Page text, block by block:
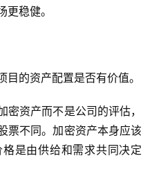
稳健。
的资产配置是否有价值。
资产而不是公司的评估，
票不同。加密资产本身应该
是由供给和需求共同决定